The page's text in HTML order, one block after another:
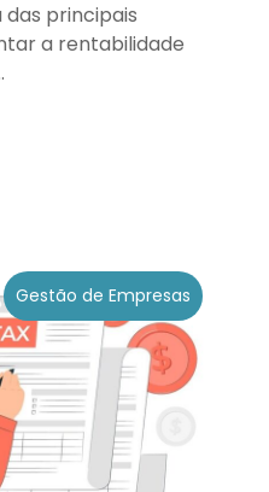
das principais
a rentabilidade
Gestão de Empresas